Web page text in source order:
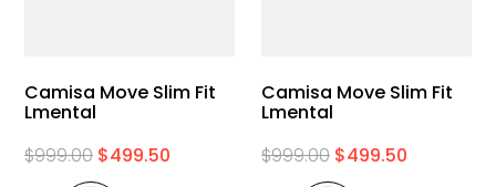
Camisa Move Slim Fit
Lmental
$999.00 $499.50
Camisa Move Slim Fit
Lmental
$999.00 $499.50